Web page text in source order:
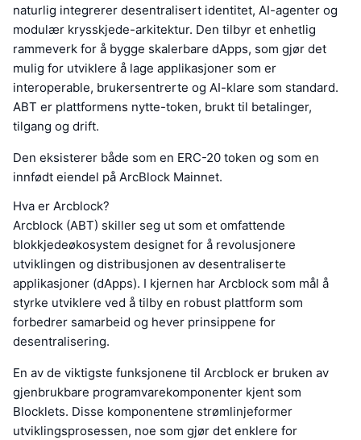
naturlig integrerer desentralisert identitet, AI-agenter og
modulær krysskjede-arkitektur. Den tilbyr et enhetlig
rammeverk for å bygge skalerbare dApps, som gjør det
mulig for utviklere å lage applikasjoner som er
interoperable, brukersentrerte og AI-klare som standard.
ABT er plattformens nytte-token, brukt til betalinger,
tilgang og drift.
Den eksisterer både som en ERC-20 token og som en
innfødt eiendel på ArcBlock Mainnet.
Hva er Arcblock?
Arcblock (ABT) skiller seg ut som et omfattende
blokkjedeøkosystem designet for å revolusjonere
utviklingen og distribusjonen av desentraliserte
applikasjoner (dApps). I kjernen har Arcblock som mål å
styrke utviklere ved å tilby en robust plattform som
forbedrer samarbeid og hever prinsippene for
desentralisering.
En av de viktigste funksjonene til Arcblock er bruken av
gjenbrukbare programvarekomponenter kjent som
Blocklets. Disse komponentene strømlinjeformer
utviklingsprosessen, noe som gjør det enklere for